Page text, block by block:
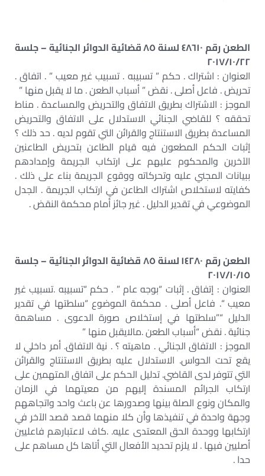
الطعن رقم ٤٨٦١٠ لسنة ٨٥ قضائية الدوائر الجنائية – جلسة
٢٠١٧/١٠/٢٢
العنوان : اشتراك . حكم ” تسبيبه . تسبيب غير معيب ” . اتفاق .
تحريض . فاعل أصلى . نقض ” أسباب الطعن . ما لا يقبل منها ”
الموجز : الاشتراك بطريق الاتفاق والتحريض والمساعدة . مناط
تحققه ؟ للقاضي الجنائي الاستدلال على الاتفاق والتحريض
المساعدة بطريق الاستنتاج والقرائن التي تقوم لديه . حد ذلك ؟
إثبات الحكم المطعون فيه قيام الطاعن بتحريض الطاعنين
الآخرين والمحكوم عليهم على ارتكاب الجريمة وإمدادهم
ببيانات المجني عليه وتحركاته ووقوع الجريمة بناء على ذلك .
كفايته لاستخلاص اشتراك الطاعن في ارتكاب الجريمة . الجدل
الموضوعي في تقدير الدليل . غير جائز أمام محكمة النقض .
الطعن رقم ١٤٢٨٠ لسنة ٨٥ قضائية الدوائر الجنائية – جلسة
٢٠١٧/١٠/١٥
العنوان : إتفاق . إثبات “بوجه عام ” . حكم “تسبيبه .تسبيب غير
معيب “. فاعل أصلى . محكمة الموضوع “سلطتها في تقدير
الدليل “”سلطتها في إستخلاص صورة الدعوى . مساهمة
جنائية . نقض “أسباب الطعن .مالايقبل منها ”
الموجز : الاتفاق الجنائي . ماهيته ؟ . نية الاتفاق. أمر داخلي لا
يقع تحت الحواس. الاستدلال عليه بطريق الاستنتاج والقرائن
التي تتوفر لدى القاضي. تدليل الحكم على اتفاق المتهمين على
ارتكاب الجرائم المسندة إليهم من معيتهما في الزمان
والمكان ونوع الصلة بينها وصدورها عن باعث واحد واتجاههم
وجهة واحدة في تنفيذها وأن كلا منهما قصد قصد الآخر في
ارتكابها ووحدة الحق المعتدى عليه. .كاف لاعتبارهم فاعليين
أصليين فيها . لا يلزم تحديد الأفعال التي أتاها كل مساهم على
حدا .